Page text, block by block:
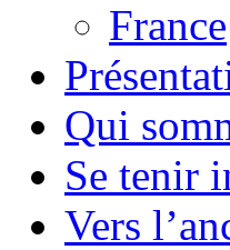
France
Qui
Se tenir
Vers